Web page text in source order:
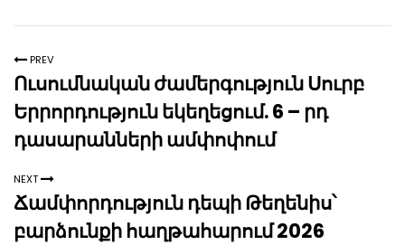
PREV
Ուսումնական ժամերգություն Սուրբ
Երրորդություն եկեղեցում. 6 – րդ
դասարանների ամփոփում
NEXT
Ճամփորդություն դեպի Թեղենիս՝
բարձունքի հաղթահարում 2026